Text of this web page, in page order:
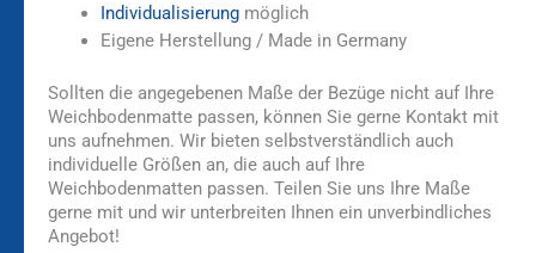
Individualisierungmöglich
Eigene Herstellung / Made in Germany
Sollten die angegebenen Maße der Bezüge nicht auf Ihre
Weichbodenmatte passen, können Sie gerne Kontakt mit
uns aufnehmen. Wir bieten selbstverständlich auch
individuelle Größen an, die auch auf Ihre
Weichbodenmatten passen. Teilen Sie uns Ihre Maße
gerne mit und wir unterbreiten Ihnen ein unverbindliches
Angebot!